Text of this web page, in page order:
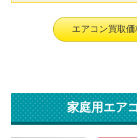
エアコン買取
家庭用エア